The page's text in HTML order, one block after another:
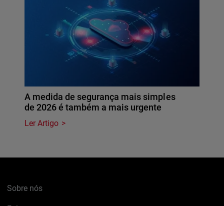
A medida de segurança mais simples
de 2026 é também a mais urgente
Ler Artigo
Sobre nós